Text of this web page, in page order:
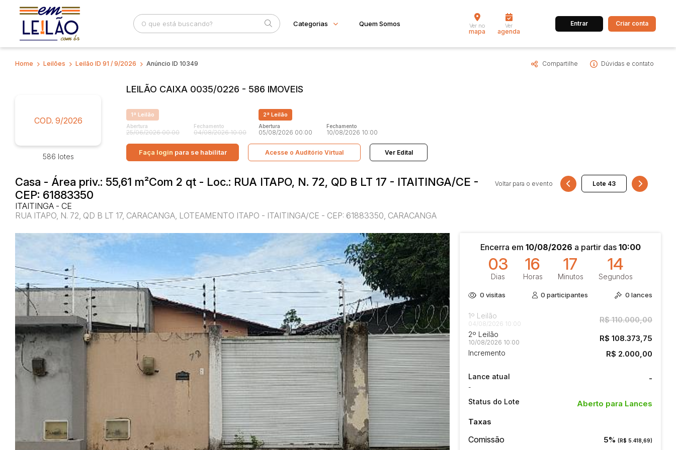
Busca por palavra-chave Categoria Cidade
Categorias
Comercial
Imovel rural
Sala
Terreno
Quem Somos Ver no
mapa
Ver
agenda
Entrar Criar conta
Home Leilões Leilão ID 91 / 9/2026 Anúncio ID 10349 Compartilhe Dúvidas e contato
COD. 9/2026
586 lotes
LEILÃO CAIXA 0035/0226 - 586 IMOVEIS
1ª Leilão
Abertura
25/06/2026 00:00
Fechamento
04/08/2026 10:00
2ª Leilão
Abertura
05/08/2026 00:00
Fechamento
10/08/2026 10:00
Faça login para se habilitar Acesse o Auditório Virtual Ver Edital
Casa - Área priv.: 55,61 m²Com 2 qt - Loc.: RUA ITAPO, N. 72, QD B LT 17 - ITAITINGA/CE -
CEP: 61883350
ITAITINGA - CE
RUA ITAPO, N. 72, QD B LT 17, CARACANGA, LOTEAMENTO ITAPO - ITAITINGA/CE - CEP: 61883350, CARACANGA
Voltar para o evento
Encerra em 10/08/2026 a partir das 10:00
03
Dias
16
Horas
17
Minutos
13
Segundos
0 visitas 0participantes 0 lances
1º Leilão
04/08/2026 10:00 R$ 110.000,00
2º Leilão
10/08/2026 10:00 R$ 108.373,75
Incremento R$ 2.000,00
Lance atual
-
-
Status do Lote
Aberto para Lances
Taxas
Comissão 5% (R$ 5.418,69)